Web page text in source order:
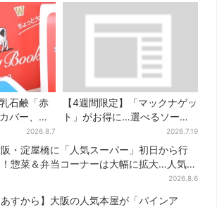
石鹸「赤
バー、大
着1000名
2026.8.7
【4週間限定】「マックナゲッ
ト」がお得に…選べるソース
は全4種 ポケモンパッケージ
は今だけ
2026.7.19
・淀屋橋に「人気スーパー」初日から行
惣菜＆弁当コーナーは大幅に拡大…人気商
2026.8.6
あすから】大阪の人気本屋が「パインア